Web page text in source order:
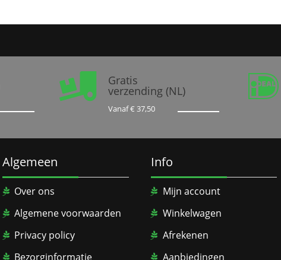
 Gratis
verzending (NL)
Vanaf € 37,50

Algemeen
Over ons
Algemene voorwaarden
Privacy policy
Bezorginformatie
Info
Mijn account
Winkelwagen
Afrekenen
Aanbiedingen